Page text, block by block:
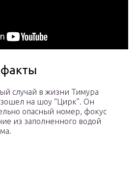
случай в жизни Тимура
на шоу “Цирк”. Он
опасный номер, фокус
из заполненного водой